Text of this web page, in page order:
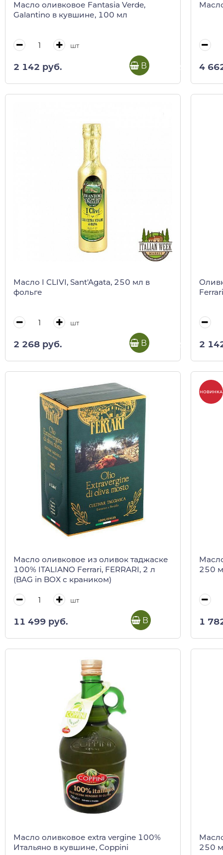
Масло оливковое Fantasia Verde,
Galantino в кувшине, 100 мл
шт
2 142 руб. В корзину 4
Масло I CLIVI, Sant'Agata, 250 мл в
фольге
шт
2 268 руб. В корзину 2
Масло оливковое из оливок таджаске
100% ITALIANO Ferrari, FERRARI, 2 л
(BAG in BOX c краником)
шт
11 499 руб. В корзину
НОВИНКА
250
1
Масло оливковое extra vergine 100%
Итальяно в кувшине, Coppini
250